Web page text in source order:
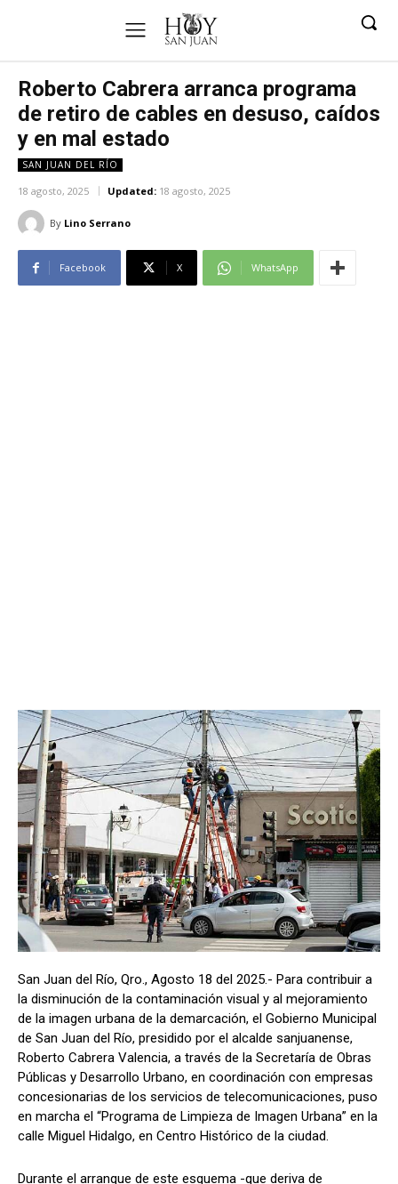
Roberto Cabrera arranca programa
de retiro de cables en desuso, caídos
y en mal estado
SAN JUAN DEL RÍO
18 agosto, 2025 Updated: 18 agosto, 2025
By Lino Serrano
Facebook X WhatsApp
San Juan del Río, Qro., Agosto 18 del 2025.- Para contribuir a
la disminución de la contaminación visual y al mejoramiento
de la imagen urbana de la demarcación, el Gobierno Municipal
de San Juan del Río, presidido por el alcalde sanjuanense,
Roberto Cabrera Valencia, a través de la Secretaría de Obras
Públicas y Desarrollo Urbano, en coordinación con empresas
concesionarias de los servicios de telecomunicaciones, puso
en marcha el “Programa de Limpieza de Imagen Urbana” en la
calle Miguel Hidalgo, en Centro Histórico de la ciudad.
Durante el arranque de este esquema -que deriva de